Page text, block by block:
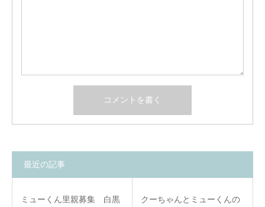
最近の記事
ミューくん里親募集 白黒
クーちゃんとミューくんの